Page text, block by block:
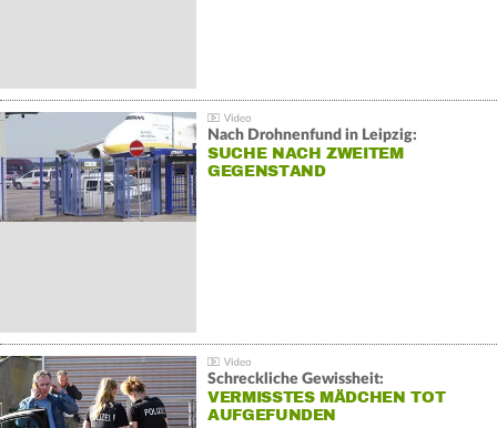
Nach Drohnenfund in Leipzig:
SUCHE NACH ZWEITEM
GEGENSTAND
Schreckliche Gewissheit:
VERMISSTES MÄDCHEN TOT
AUFGEFUNDEN